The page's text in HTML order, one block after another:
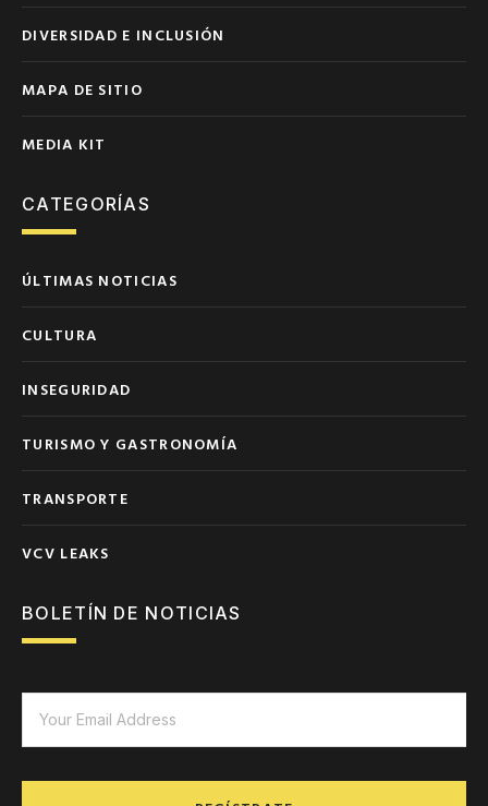
DIVERSIDAD E INCLUSIÓN
MAPA DE SITIO
MEDIA KIT
CATEGORÍAS
ÚLTIMAS NOTICIAS
CULTURA
INSEGURIDAD
TURISMO Y GASTRONOMÍA
TRANSPORTE
VCV LEAKS
BOLETÍN DE NOTICIAS